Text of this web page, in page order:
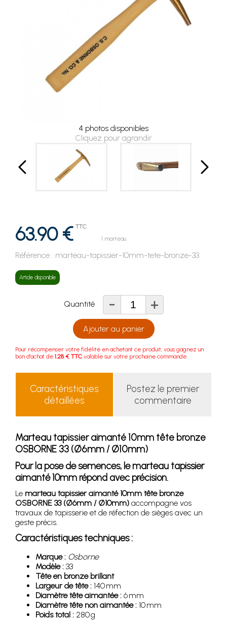
4 photos disponibles
Cliquez pour agrandir
63.90 € TTC
1 marteau
Référence : marteau-tapissier-10mm-tete-bronze-33
Article disponible
Quantité - +
Ajouter au panier
Pour récompenser votre fidélité en achetant ce produit, vous gagnez un
bon d'achat de 1.28 € TTC valable sur votre prochaine commande.
Caractéristiques
détaillées
Postez le premier
commentaire
Marteau tapissier aimanté 10mm tête bronze
OSBORNE 33 (Ø6mm / Ø10mm)
Pour la pose de semences, le marteau tapissier
aimanté 10mm répond avec précision.
Le marteau tapissier aimanté 10mm tête bronze
OSBORNE 33 (Ø6mm / Ø10mm) accompagne vos
travaux de tapisserie et de réfection de sièges avec un
geste précis.
Caractéristiques techniques :
Marque : Osborne
Modèle : 33
Tête en bronze brillant
Largeur de tête : 140 mm
Diamètre tête aimantée : 6 mm
Diamètre tête non aimantée : 10 mm
Poids total : 280 g